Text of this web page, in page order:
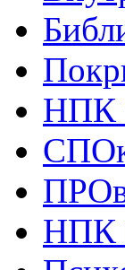
НПК
НПК